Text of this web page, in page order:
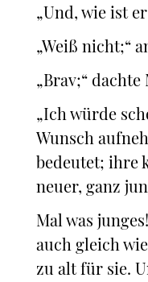
„Und, wie ist
„Weiß nicht;“
„Brav;“
„Ich würde
Wunsch
bedeutet; ihre
neuer, ganz
Mal was
auch gleich
zu alt für sie.